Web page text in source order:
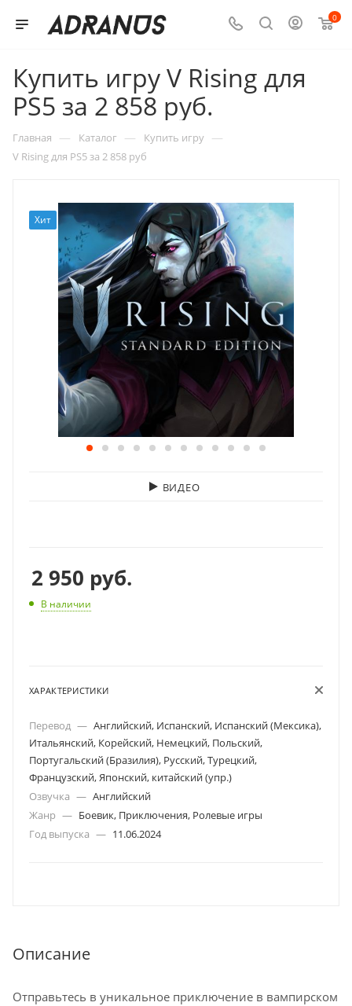
0
Купить игру V Rising для
PS5 за 2 858 руб.
Главная — Каталог — Купить игру —
V Rising для PS5 за 2 858 руб
Хит
ВИДЕО
2 950 руб.
В наличии
ХАРАКТЕРИСТИКИ
Перевод — Английский, Испанский, Испанский (Мексика),
Итальянский, Корейский, Немецкий, Польский,
Португальский (Бразилия), Русский, Турецкий,
Французский, Японский, китайский (упр.)
Озвучка — Английский
Жанр — Боевик, Приключения, Ролевые игры
Год выпуска — 11.06.2024
Описание
Отправьтесь в уникальное приключение в вампирском